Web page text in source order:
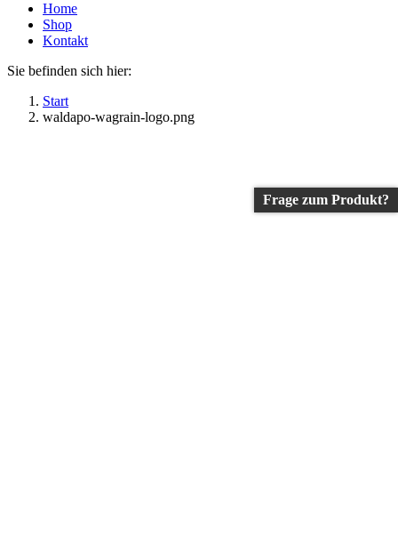
Home
Shop
Kontakt
Sie befinden sich hier:
Start
waldapo-wagrain-logo.png
Frage zum Produkt?